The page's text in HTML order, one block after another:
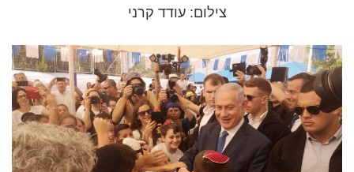
צילום: עודד קרני